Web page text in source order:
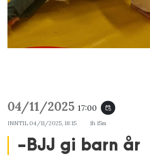
04/11/2025 17:00 event_repeat
INNTIL 04/11/2025, 18:15 1h 15m
-BJJ gi barn år